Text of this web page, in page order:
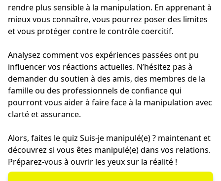
rendre plus sensible à la manipulation. En apprenant à
mieux vous connaître, vous pourrez poser des limites
et vous protéger contre le contrôle coercitif.
Analysez comment vos expériences passées ont pu
influencer vos réactions actuelles. N’hésitez pas à
demander du soutien à des amis, des membres de la
famille ou des professionnels de confiance qui
pourront vous aider à faire face à la manipulation avec
clarté et assurance.
Alors, faites le quiz Suis-je manipulé(e) ? maintenant et
découvrez si vous êtes manipulé(e) dans vos relations.
Préparez-vous à ouvrir les yeux sur la réalité !